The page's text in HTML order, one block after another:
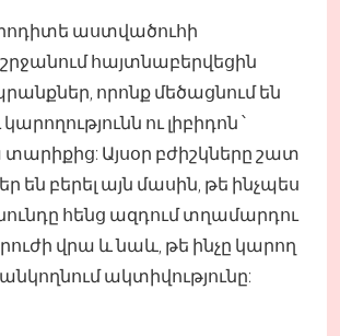
աստվածուհի
հայտնաբերվեցին
որոնք մեծացնում են
ու լիբիդոն ՝
Այսօր բժիշկները շատ
բերել այն մասին, թե ինչպես
հենց ազդում տղամարդու
վրա և նաև, թե ինչը կարող
ակտիվությունը: